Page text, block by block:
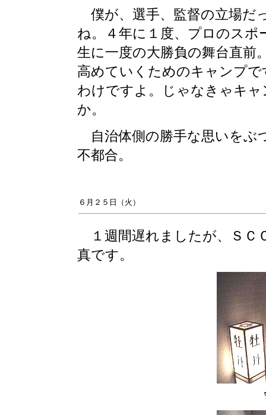
僕が、選手、監督の立場だ
ね。４年に１度、プロのス
生に一度の大勝負の舞台直
高めていくためのキャンプ
わけですよ。じゃなきゃキ
か。
自治体側の勝手な思いをぶ
不都合。
６月２５日（火）
１週間遅れましたが、ＳＣ
真です。